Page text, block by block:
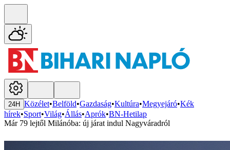
24H Közélet•Belföld•Gazdaság•Kultúra•Megyejáró•Kék
hírek•Sport•Világ•Állás•Aprók•BN-Hetilap
Már 79 lejtől Milánóba: új járat indul Nagyváradról